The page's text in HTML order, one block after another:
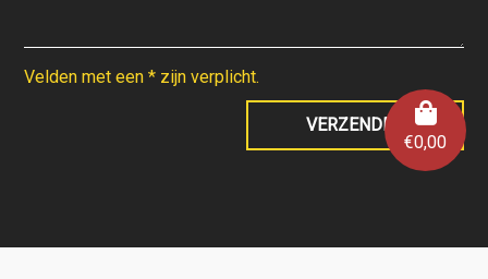
€0,00
Velden met een * zijn verplicht.